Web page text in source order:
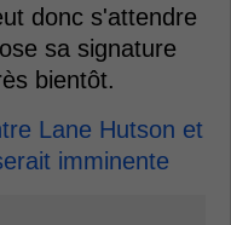
donc s'attendre
sa signature
bientôt.
Lane Hutson et
imminente